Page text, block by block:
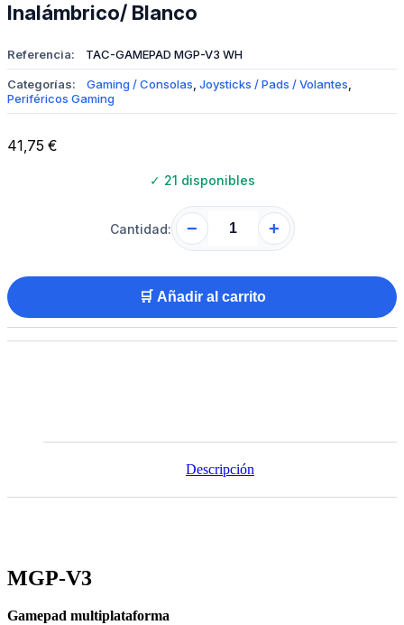
Inalámbrico/ Blanco
Referencia: TAC-GAMEPAD MGP-V3 WH
Categorías: Gaming / Consolas Joysticks / Pads / Volantes
Periféricos Gaming
41,75 €
✓ 21 disponibles
Cantidad: − +
🛒 Añadir al carrito
Descripción
MGP-V3
Gamepad multiplataforma